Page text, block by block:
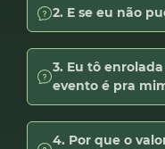
2. E se eu não
3. Eu tô
evento é pra
4. Por que o